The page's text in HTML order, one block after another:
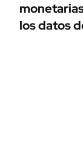
MEDIAKIT
los datos